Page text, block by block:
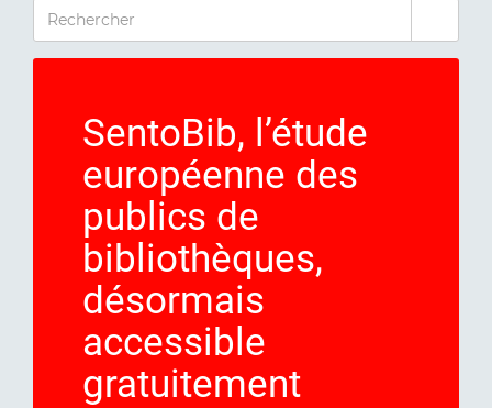
RECHERCHER
SentoBib, l’étude
européenne des
publics de
bibliothèques,
désormais
accessible
gratuitement